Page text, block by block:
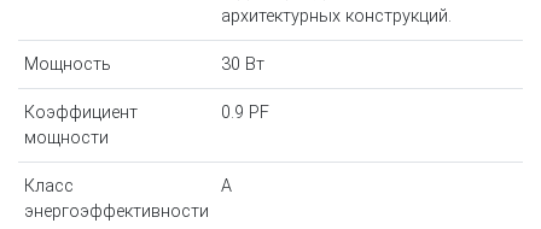
архитектурных конструкций.
Мощность 30 Вт
Коэффициент
мощности
0.9 PF
Класс
энергоэффективности
A